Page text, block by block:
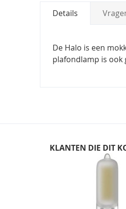
Details
De Halo is een
plafondlamp is ook
KLANTEN DIE DIT